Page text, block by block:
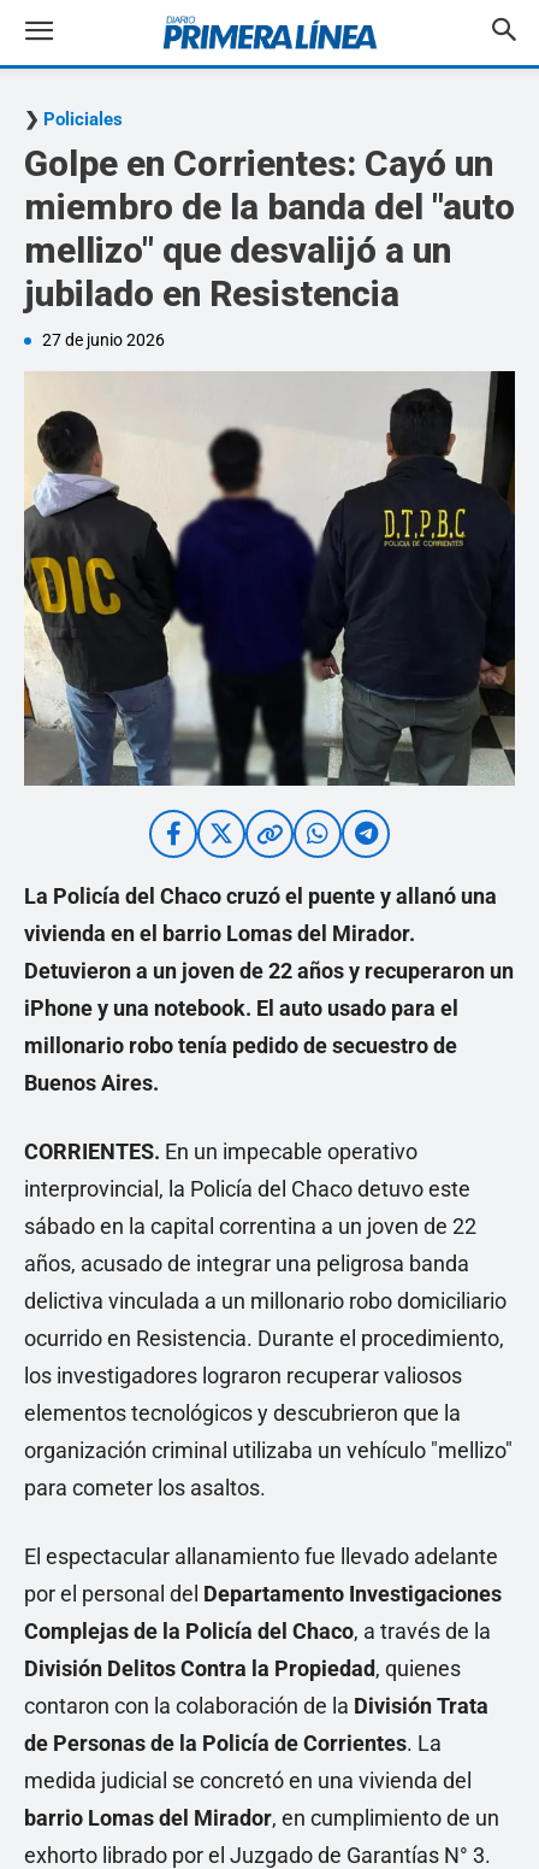
Policiales
Golpe en Corrientes: Cayó un
miembro de la banda del "auto
mellizo" que desvalijó a un
jubilado en Resistencia
27 de junio 2026
La Policía del Chaco cruzó el puente y allanó una
vivienda en el barrio Lomas del Mirador.
Detuvieron a un joven de 22 años y recuperaron un
iPhone y una notebook. El auto usado para el
millonario robo tenía pedido de secuestro de
Buenos Aires.
CORRIENTES. En un impecable operativo
interprovincial, la Policía del Chaco detuvo este
sábado en la capital correntina a un joven de 22
años, acusado de integrar una peligrosa banda
delictiva vinculada a un millonario robo domiciliario
ocurrido en Resistencia. Durante el procedimiento,
los investigadores lograron recuperar valiosos
elementos tecnológicos y descubrieron que la
organización criminal utilizaba un vehículo "mellizo"
para cometer los asaltos.
El espectacular allanamiento fue llevado adelante
por el personal del Departamento Investigaciones
Complejas de la Policía del Chaco, a través de la
División Delitos Contra la Propiedad, quienes
contaron con la colaboración de la División Trata
de Personas de la Policía de Corrientes. La
medida judicial se concretó en una vivienda del
barrio Lomas del Mirador, en cumplimiento de un
exhorto librado por el Juzgado de Garantías N° 3.